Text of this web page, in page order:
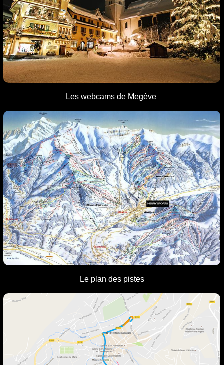
Les webcams de Megève
Le plan des pistes